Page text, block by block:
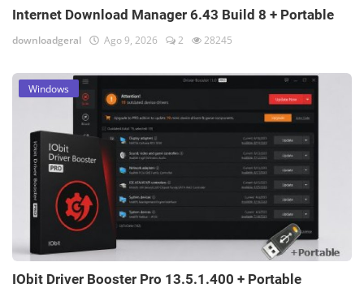
Internet Download Manager 6.43 Build 8 + Portable
downloadgeral Ago 9, 2026 2 28245
Windows
IObit Driver Booster Pro 13.5.1.400 + Portable